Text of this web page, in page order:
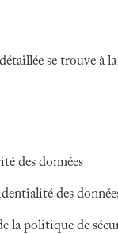
se trouve à
des données
des
la politique de